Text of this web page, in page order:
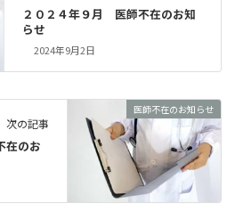
２０２４年９月 医師不在のお知
らせ
2024年9月2日
医師不在のお知らせ
次の記事
在のお